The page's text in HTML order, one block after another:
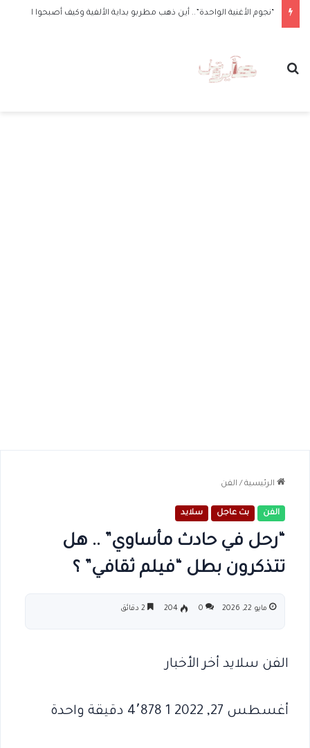
بحث عن
الرئيسية / الفن
الفن بث عاجل سلايد
“رحل في حادث مأساوي” .. هل
تتذكرون بطل “فيلم ثقافي” ؟
مايو 22, 2026 0
204
الفن سلايد أخر الأخبار
أغسطس 27, 2022 1 4٬878 دقيقة واحدة